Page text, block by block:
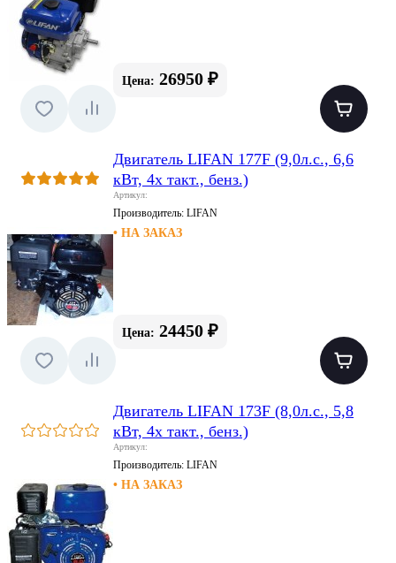
Цена: 26950 ₽
Двигатель LIFAN 177F (9,0л.с., 6,6
кВт, 4х такт., бенз.)
Артикул:
Производитель: LIFAN
• НА ЗАКАЗ
Цена: 24450 ₽
Двигатель LIFAN 173F (8,0л.с., 5,8
кВт, 4х такт., бенз.)
Артикул:
Производитель: LIFAN
• НА ЗАКАЗ